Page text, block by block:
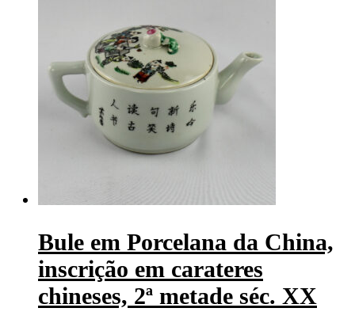
Bule em Porcelana da China,
inscrição em carateres
chineses, 2ª metade séc. XX